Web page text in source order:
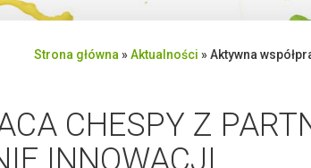
Strona główna »Aktualności »Aktywna
CHESPY Z
INNOWACJI